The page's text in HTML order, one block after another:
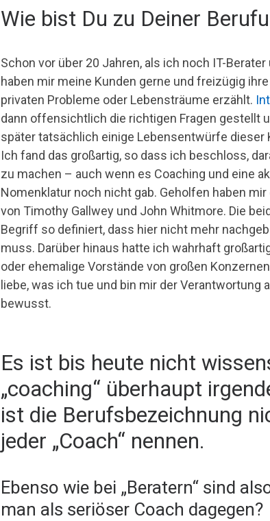
Wie bist Du zu Deiner
Schon vor über 20 Jahren, als ich noch IT-Berater
haben mir meine Kunden gerne und freizügig
privaten Probleme oder Lebensträume erzählt.
dann offensichtlich die richtigen Fragen gestellt
später tatsächlich einige Lebensentwürfe dieser
Ich fand das großartig, so dass ich beschloss,
zu machen – auch wenn es Coaching und eine
Nomenklatur noch nicht gab. Geholfen haben mir
von Timothy Gallwey und John Whitmore. Die
Begriff so definiert, dass hier nicht mehr
muss. Darüber hinaus hatte ich wahrhaft
oder ehemalige Vorstände von großen
liebe, was ich tue und bin mir der Verantwortung
bewusst.
Es ist bis heute nicht
„coaching“ überhaupt
ist die Berufsbezeichnung
jeder „Coach“ nennen.
Ebenso wie bei „Beratern“ sind
man als seriöser Coach dagegen?